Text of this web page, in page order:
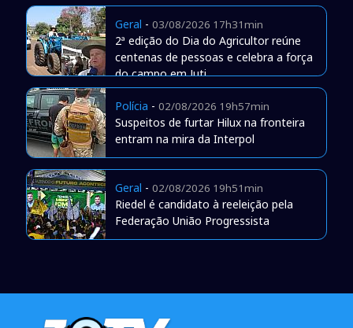
Geral - 03/08/2026 17h31min
2ª edição do Dia do Agricultor reúne
centenas de pessoas e celebra a força
do campo em Juti
Polícia - 02/08/2026 19h57min
Suspeitos de furtar Hilux na fronteira
entram na mira da Interpol
Geral - 02/08/2026 19h51min
Riedel é candidato à reeleição pela
Federação União Progressista